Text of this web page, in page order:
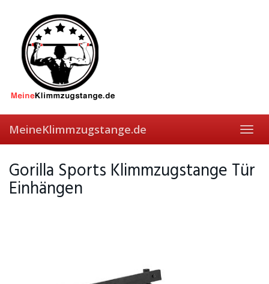
content
MeineKlimmzugstange.de
Gorilla Sports Klimmzugstange Tür
Einhängen